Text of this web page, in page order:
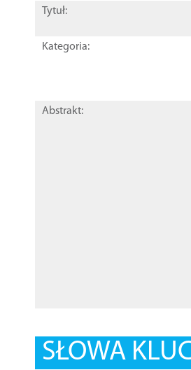
Tytuł:
Kategoria:
Abstrakt:
SŁOWA